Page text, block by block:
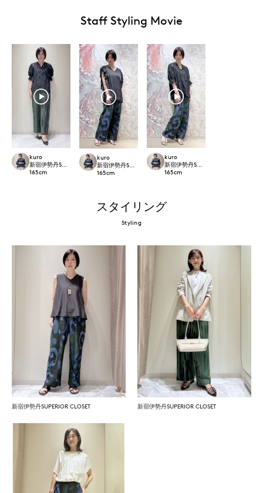
Staff Styling Movie
kuro
新宿伊勢丹SUPERIOR CLOSET
165cm
kuro
新宿伊勢丹SUPERIOR CLOSET
165cm
kuro
新宿伊勢丹SUPERIOR CLOSET
165cm
スタイリング
Styling
新宿伊勢丹SUPERIOR CLOSET 新宿伊勢丹SUPERIOR CLOSET